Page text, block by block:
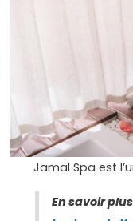
Jamal Spa est
En savoir